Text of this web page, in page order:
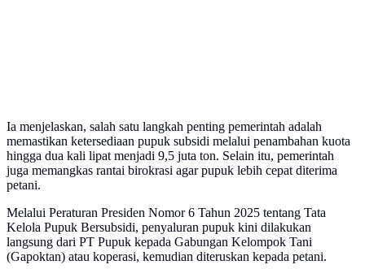
Ia menjelaskan, salah satu langkah penting pemerintah adalah
memastikan ketersediaan pupuk subsidi melalui penambahan kuota
hingga dua kali lipat menjadi 9,5 juta ton. Selain itu, pemerintah
juga memangkas rantai birokrasi agar pupuk lebih cepat diterima
petani.
Melalui Peraturan Presiden Nomor 6 Tahun 2025 tentang Tata
Kelola Pupuk Bersubsidi, penyaluran pupuk kini dilakukan
langsung dari PT Pupuk kepada Gabungan Kelompok Tani
(Gapoktan) atau koperasi, kemudian diteruskan kepada petani.